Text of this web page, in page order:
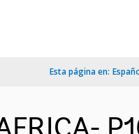
Esta página en: